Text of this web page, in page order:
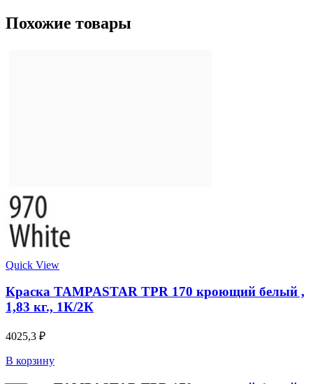
Похожие товары
Quick View
Краска TAMPASTAR TPR 170 кроющий белый ,
1,83 кг., 1К/2К
4025,3 ₽
В корзину